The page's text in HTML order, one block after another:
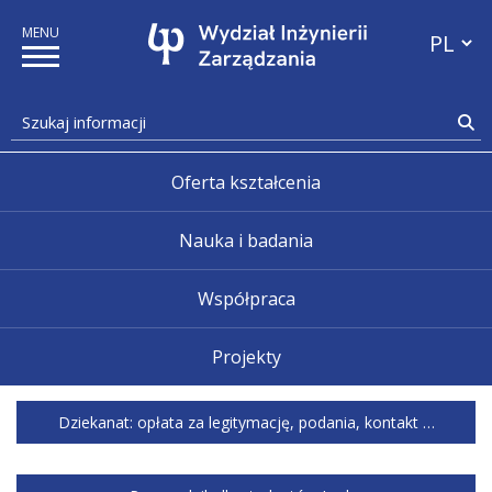
Szukaj informacji
Zatrzymaj pokaz slajdów
Pokaż poprzedni slajd
Oferta kształcenia
Nauka i badania
Współpraca
Projekty
Wydział Inżynierii Zarządzania
Dziekanat: opłata za legitymację, podania, kontakt …